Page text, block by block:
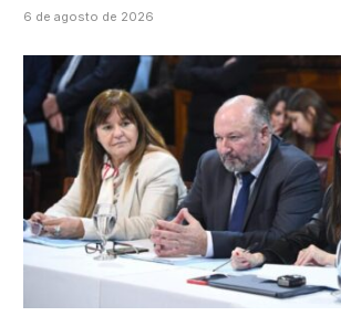
6 de agosto de 2026